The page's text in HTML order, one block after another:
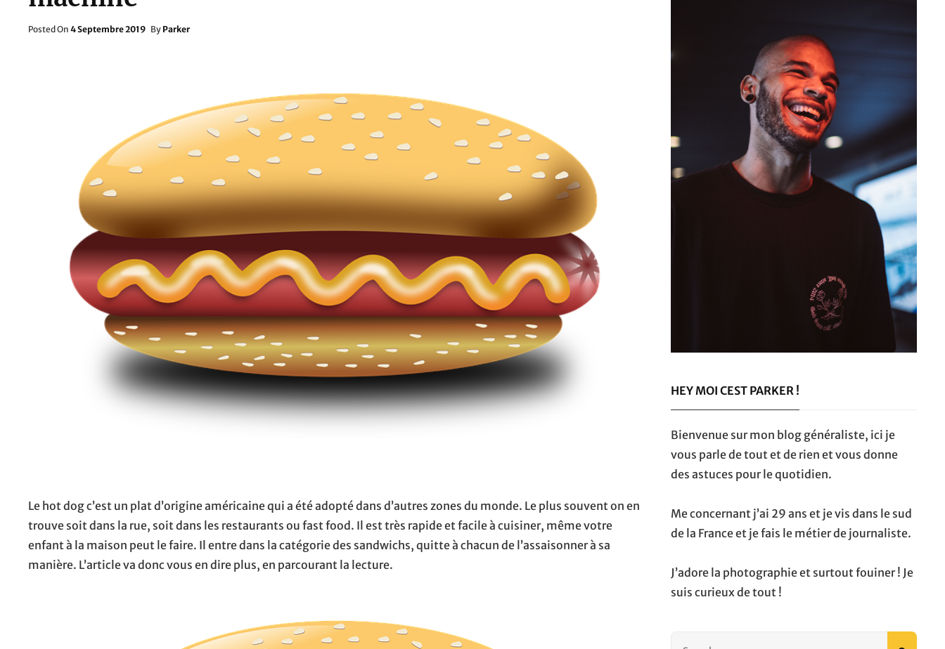
Posted On Posted
4 Septembre 2019 By Parker
Le hot dog c’est un plat d’origine américaine qui a été adopté dans d’autres zones du monde. Le plus souvent on en
trouve soit dans la rue, soit dans les restaurants ou fast food. Il est très rapide et facile à cuisiner, même votre
enfant à la maison peut le faire. Il entre dans la catégorie des sandwichs, quitte à chacun de l’assaisonner à sa
manière. L’article va donc vous en dire plus, en parcourant la lecture.
HEY MOI CEST PARKER !
Bienvenue sur mon blog généraliste, ici je
vous parle de tout et de rien et vous donne
des astuces pour le quotidien.
Me concernant j’ai 29 ans et je vis dans le sud
de la France et je fais le métier de journaliste.
J’adore la photographie et surtout fouiner ! Je
suis curieux de tout !